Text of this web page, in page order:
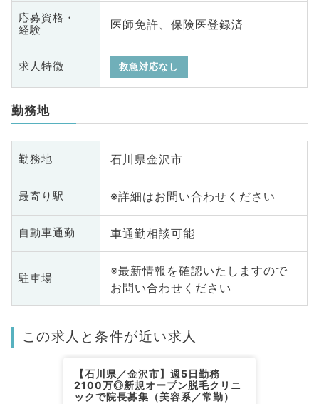
応募資格・
経験
医師免許、保険医登録済
求人特徴 救急対応なし
勤務地
勤務地 石川県金沢市
最寄り駅 ※詳細はお問い合わせください
自動車通勤 車通勤相談可能
駐車場
※最新情報を確認いたしますので
お問い合わせください
この求人と条件が近い求人
【石川県／金沢市】週5日勤務
2100万◎新規オープン脱毛クリニ
ックで院長募集（美容系／常勤）